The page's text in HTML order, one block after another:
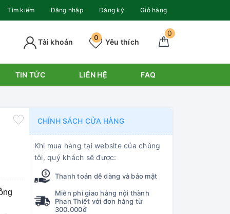
Tìm kiếm Đăng nhập Đăng ký Giỏ hàng
0
Yêu thích
0
Tài khoản
TIN TỨC LIÊN HỆ FAQ
CHÍNH SÁCH CỬA HÀNG
Khi mua hàng tại website của chúng
tôi, quý khách sẽ được:
Thanh toán dễ dàng và bảo mật
Miễn phí giao hàng nội thành
Phan Thiết với đơn hàng từ
300.000đ